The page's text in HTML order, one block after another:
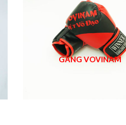
GĂNG VOVINAM